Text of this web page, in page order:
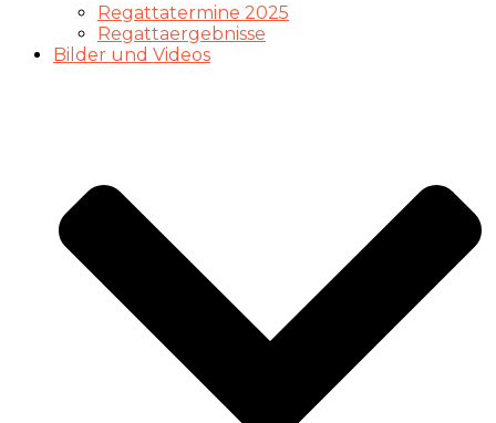
Regattatermine 2025
Regattaergebnisse
Bilder und Videos